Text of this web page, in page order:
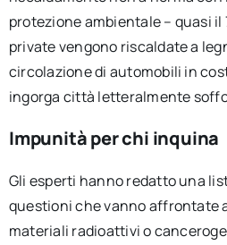
protezione ambientale – quasi il
private vengono riscaldate a
circolazione di automobili in
ingorga città letteralmente
Impunità per chi inquina
Gli esperti hanno redatto una
questioni che vanno affrontate
materiali radioattivi o